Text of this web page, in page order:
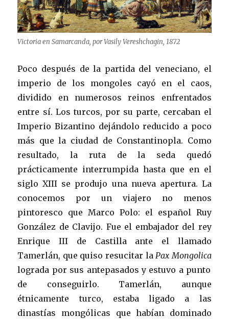
Victoria en Samarcanda, por Vasily Vereshchagin, 1872
Poco después de la partida del veneciano, el
imperio de los mongoles cayó en el caos,
dividido en numerosos reinos enfrentados
entre sí. Los turcos, por su parte, cercaban el
Imperio Bizantino dejándolo reducido a poco
más que la ciudad de Constantinopla. Como
resultado, la ruta de la seda quedó
prácticamente interrumpida hasta que en el
siglo XIII se produjo una nueva apertura. La
conocemos por un viajero no menos
pintoresco que Marco Polo: el español Ruy
González de Clavijo. Fue el embajador del rey
Enrique III de Castilla ante el llamado
Tamerlán, que quiso resucitar laPax Mongolica
lograda por sus antepasados y estuvo a punto
de conseguirlo. Tamerlán, aunque
étnicamente turco, estaba ligado a las
dinastías mongólicas que habían dominado